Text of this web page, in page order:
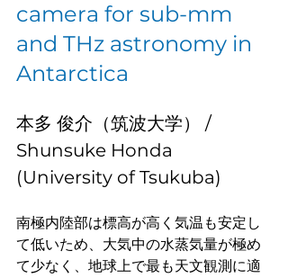
camera for sub-mm
and THz astronomy in
Antarctica
本多 俊介（筑波大学） /
Shunsuke Honda
(University of Tsukuba)
南極内陸部は標高が高く気温も安定し
て低いため、大気中の水蒸気量が極め
て少なく、地球上で最も天文観測に適